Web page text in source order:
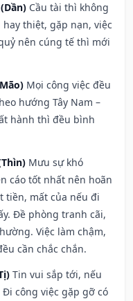
Cầu tài thì không
thiệt, gặp nạn, việc
nên cúng tế thì mới
Mọi công việc đều
hướng Tây Nam –
hành thì đều bình
Mưu sự khó
cáo tốt nhất nên hoãn
tiền, mất của nếu đi
Đề phòng tranh cãi,
Việc làm chậm,
cần chắc chắn.
Tin vui sắp tới, nếu
công việc gặp gỡ có